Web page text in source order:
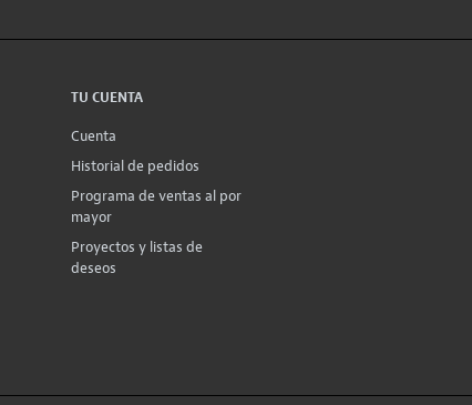
TU CUENTA
Cuenta
Historial de pedidos
Programa de ventas al por
mayor
Proyectos y listas de
deseos